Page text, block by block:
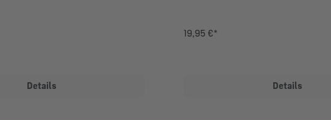
Details
19,95 €*
Details